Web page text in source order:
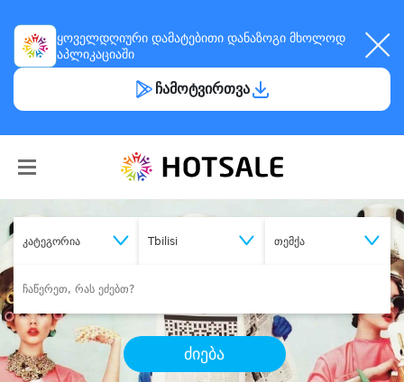
ყოველდღიური დამატებითი დანაზოგი მხოლოდ
აპლიკაციაში
ჩამოტვირთვა
კატეგორია Tbilisi თემქა
ძიება